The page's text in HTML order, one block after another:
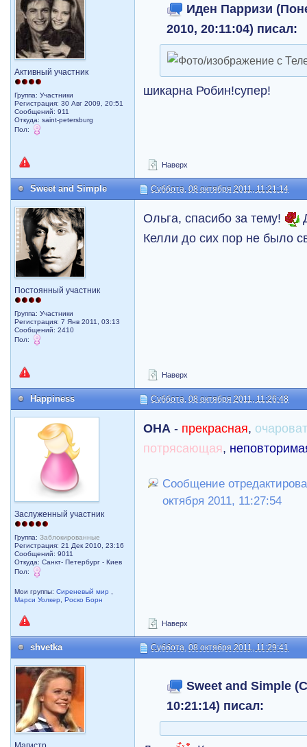
Активный участник
Группа: Участники
Регистрация: 30 Авг 2009, 20:51
Сообщений: 911
Откуда: saint-petersburg
Пол:
Иден Парризи
2010, 20:11:04) писал:
шикарна Робин!супер!
Наверх
Sweet and Simple Суббота, 08 октября 2011, 11:21:14
Постоянный участник
Группа: Участники
Регистрация: 7 Янв 2011, 03:13
Сообщений: 2410
Пол:
Ольга, спасибо за тему!
Келли до сих пор не было
Наверх
Happiness Суббота, 08 октября 2011, 11:26:48
Заслуженный участник
Группа:Заблокированные
Регистрация: 21 Дек 2010, 23:16
Сообщений: 9011
Откуда: Санкт- Петербург - Киев
Пол:
Мои группы:Сиреневый мир
Марси Уолкер
,Роско Борн
ОНА - прекрасная,
потрясающая,
Сообщение
октября 2011, 11:27:54
Наверх
shvetka Суббота, 08 октября 2011, 11:29:41
Sweet and Simple
10:21:14) писал: